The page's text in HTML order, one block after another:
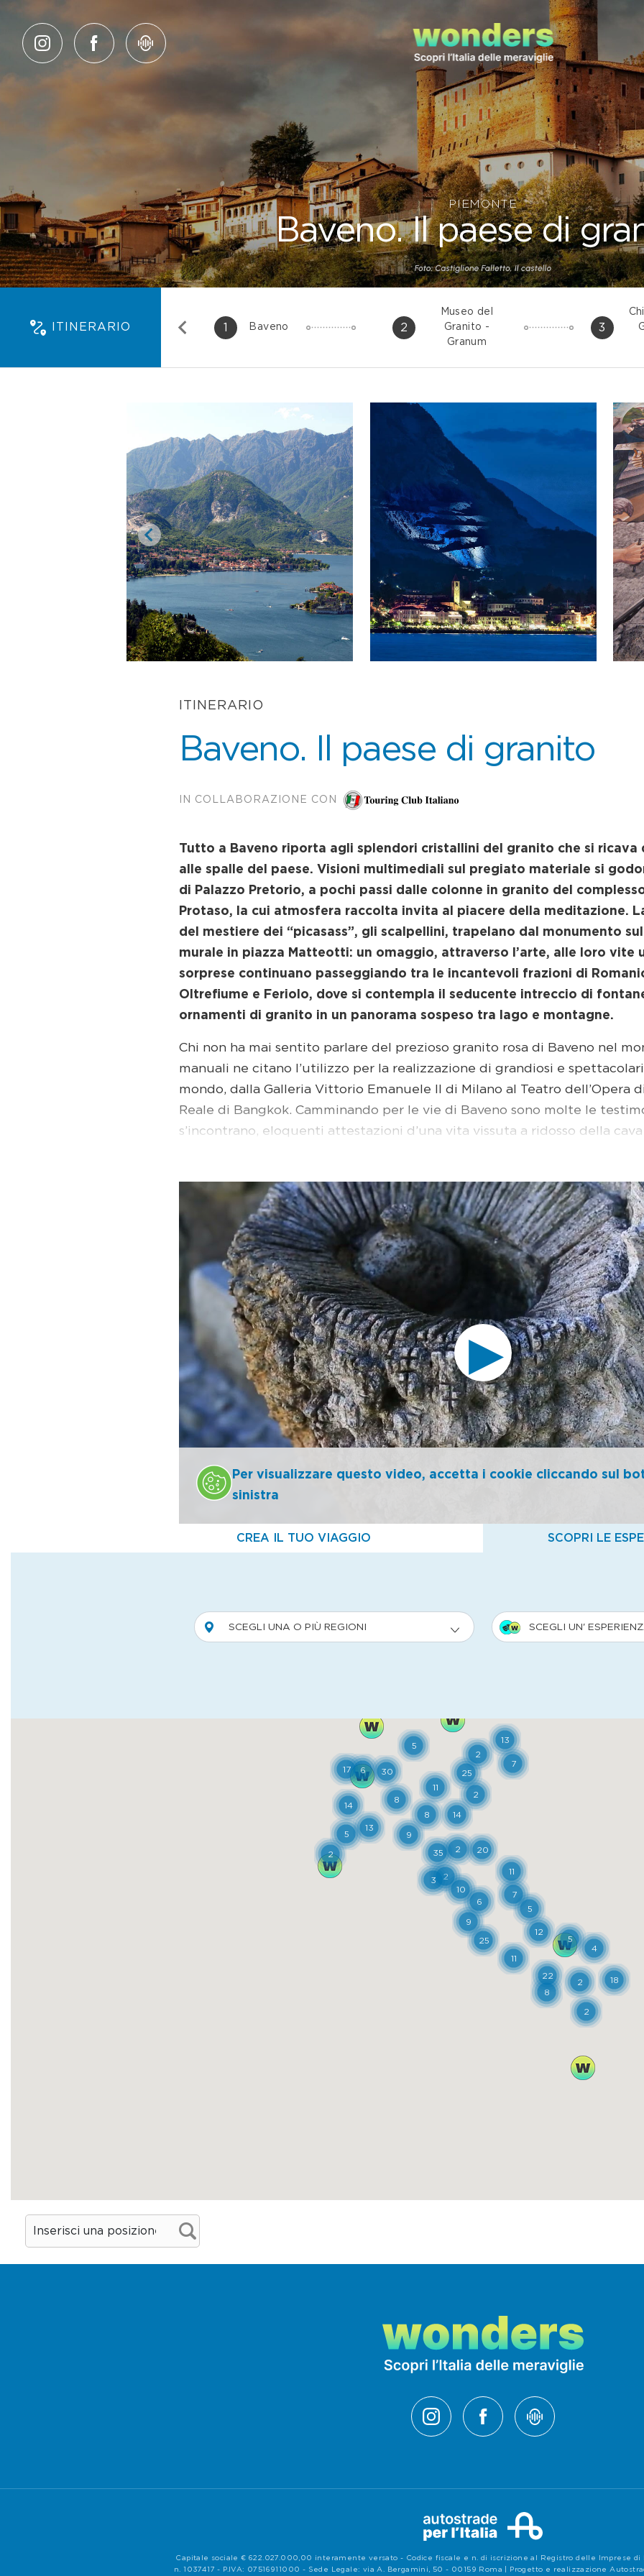
PIEMONTE
Baveno. Il paese di
ITINERARIO 1 Baveno 2
Museo del
Granito -
Granum
3
ITINERARIO
Baveno. Il paese di granito
IN COLLABORAZIONE CON
Tutto a Baveno riporta agli splendori cristallini del granito che si ricava
alle spalle del paese. Visioni multimediali sul pregiato materiale si
di Palazzo Pretorio, a pochi passi dalle colonne in granito del
Protaso, la cui atmosfera raccolta invita al piacere della meditazione.
del mestiere dei “picasass”, gli scalpellini, trapelano dal monumento
murale in piazza Matteotti: un omaggio, attraverso l’arte, alle loro vite
sorprese continuano passeggiando tra le incantevoli frazioni di
Oltrefiume e Feriolo, dove si contempla il seducente intreccio di
ornamenti di granito in un panorama sospeso tra lago e montagne.
Chi non ha mai sentito parlare del prezioso granito rosa di Baveno nel
manuali ne citano l’utilizzo per la realizzazione di grandiosi e
mondo, dalla Galleria Vittorio Emanuele II di Milano al Teatro dell’Opera
Reale di Bangkok. Camminando per le vie di Baveno sono molte le
s’incontrano, eloquenti attestazioni d’una vita vissuta a ridosso della
mille operai. Si comincia sul lungolago, dove lo scultore contemporaneo
omaggio al duro mestiere del “picasass”, lo scalpellino, con un
Maggiore incorniciato dall’incantevole visione delle Isole Borromee. A
Matteotti, si possono osservare gli scalpellini e i cavatori alle prese con la
contemporanea: il grande affresco di 70 mq realizzato per la scuola
Gilberto Carpo e dai suoi allievi del Centro Formazione Artistica di
dettagli tutti i segreti del granito, la sua composizione minerale, le
processo estrattivo nella storia, si visita il museo Granum di Palazzo
Chiesa. Qui affaccia anche la chiesa dei Santi Gervaso e Protaso, gioiello
preceduta dalla lunga fuga di colonne in granito del porticato
passeggiata a piedi prosegue nelle frazioni di Roncaro, Romanico,
elementi architettonici in granito rosa di Baveno, fontane, archi,
finestre, s’intrecciano in un magico gioco di volumi che regala inedite
Dove mangiare
Al Vecchio Canneto
Via Repubblica dell'Ossola 11, località Feriolo - Baveno (VB)
Tel. 0323 280481
base di panini e hamburger, colazione all'italiana, aperitivi e serate a
Vista panoramica sul lago e giardino attrezzato. Ambienti climatizzati e
pavimenti in parquet, bagni molto curati di dimensioni variabili; sale
accoglienti; buoni impianti sportivi.
Per visualizzare questo video, accetta i cookie cliccando sul
sinistra
Capitale sociale € 622.027.000,00 interamente versato - Codice fiscale e n. di iscrizione al Registro delle Imprese di
n. 1037417 - P.IVA: 07516911000 - Sede Legale: via A. Bergamini, 50 - 00159 Roma | Progetto e realizzazione